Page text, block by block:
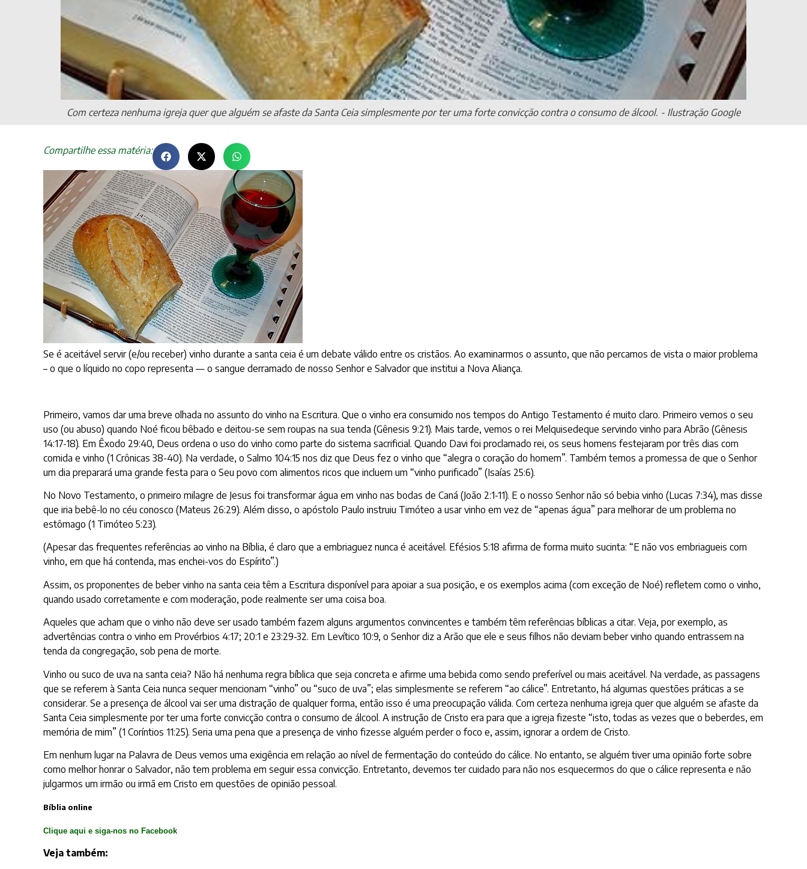
Com certeza nenhuma igreja quer que alguém se afaste da Santa Ceia simplesmente por ter uma forte convicção contra o consumo de álcool. - Ilustração Google
Compartilhe essa matéria:
Se é aceitável servir (e/ou receber) vinho durante a santa ceia é um debate válido entre os cristãos. Ao examinarmos o assunto, que não percamos de vista o maior problema
– o que o líquido no copo representa — o sangue derramado de nosso Senhor e Salvador que institui a Nova Aliança.
Primeiro, vamos dar uma breve olhada no assunto do vinho na Escritura. Que o vinho era consumido nos tempos do Antigo Testamento é muito claro. Primeiro vemos o seu
uso (ou abuso) quando Noé ficou bêbado e deitou-se sem roupas na sua tenda (Gênesis 9:21). Mais tarde, vemos o rei Melquisedeque servindo vinho para Abrão (Gênesis
14:17-18). Em Êxodo 29:40, Deus ordena o uso do vinho como parte do sistema sacrificial. Quando Davi foi proclamado rei, os seus homens festejaram por três dias com
comida e vinho (1 Crônicas 38-40). Na verdade, o Salmo 104:15 nos diz que Deus fez o vinho que “alegra o coração do homem”. Também temos a promessa de que o Senhor
um dia preparará uma grande festa para o Seu povo com alimentos ricos que incluem um “vinho purificado” (Isaías 25:6).
No Novo Testamento, o primeiro milagre de Jesus foi transformar água em vinho nas bodas de Caná (João 2:1-11). E o nosso Senhor não só bebia vinho (Lucas 7:34), mas disse
que iria bebê-lo no céu conosco (Mateus 26:29). Além disso, o apóstolo Paulo instruiu Timóteo a usar vinho em vez de “apenas água” para melhorar de um problema no
estômago (1 Timóteo 5:23).
(Apesar das frequentes referências ao vinho na Bíblia, é claro que a embriaguez nunca é aceitável. Efésios 5:18 afirma de forma muito sucinta: “E não vos embriagueis com
vinho, em que há contenda, mas enchei-vos do Espírito”.)
Assim, os proponentes de beber vinho na santa ceia têm a Escritura disponível para apoiar a sua posição, e os exemplos acima (com exceção de Noé) refletem como o vinho,
quando usado corretamente e com moderação, pode realmente ser uma coisa boa.
Aqueles que acham que o vinho não deve ser usado também fazem alguns argumentos convincentes e também têm referências bíblicas a citar. Veja, por exemplo, as
advertências contra o vinho em Provérbios 4:17; 20:1 e 23:29-32. Em Levítico 10:9, o Senhor diz a Arão que ele e seus filhos não deviam beber vinho quando entrassem na
tenda da congregação, sob pena de morte.
Vinho ou suco de uva na santa ceia? Não há nenhuma regra bíblica que seja concreta e afirme uma bebida como sendo preferível ou mais aceitável. Na verdade, as passagens
que se referem à Santa Ceia nunca sequer mencionam “vinho” ou “suco de uva”; elas simplesmente se referem “ao cálice”. Entretanto, há algumas questões práticas a se
considerar. Se a presença de álcool vai ser uma distração de qualquer forma, então isso é uma preocupação válida. Com certeza nenhuma igreja quer que alguém se afaste da
Santa Ceia simplesmente por ter uma forte convicção contra o consumo de álcool. A instrução de Cristo era para que a igreja fizeste “isto, todas as vezes que o beberdes, em
memória de mim” (1 Coríntios 11:25). Seria uma pena que a presença de vinho fizesse alguém perder o foco e, assim, ignorar a ordem de Cristo.
Em nenhum lugar na Palavra de Deus vemos uma exigência em relação ao nível de fermentação do conteúdo do cálice. No entanto, se alguém tiver uma opinião forte sobre
como melhor honrar o Salvador, não tem problema em seguir essa convicção. Entretanto, devemos ter cuidado para não nos esquecermos do que o cálice representa e não
julgarmos um irmão ou irmã em Cristo em questões de opinião pessoal.
Bíblia online
Clique aqui e siga-nos no Facebook
Veja também: